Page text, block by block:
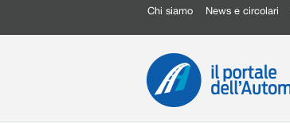
Chi siamo News e circolari